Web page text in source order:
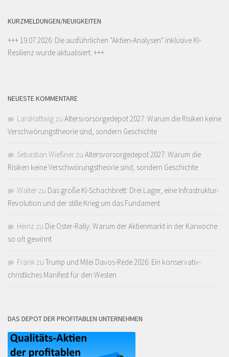
KURZMELDUNGEN/NEUIGKEITEN
+++ 19.07.2026: Die ausführlichen "Aktien-Analysen" inklusive KI-
Resilienz wurde aktualisiert. +++
NEUESTE KOMMENTARE
LarsHattwig zu Altersvorsorgedepot 2027: Warum die Risiken keine
Verschwörungstheorie sind, sondern Geschichte
Sebastian Wießner zu Altersvorsorgedepot 2027: Warum die
Risiken keine Verschwörungstheorie sind, sondern Geschichte
Walter zu Das große KI-Schachbrett: Drei Lager, eine Infrastruktur-
Revolution und der stille Krieg um das Fundament
Heinz zu Die Oster-Rally: Warum der Aktienmarkt in der Karwoche
so oft gewinnt
Frank zu Trump und Milei Davos-Rede 2026: Ein konservativ-
christliches Manifest für den Westen
DAS DEPOT DER PROFITABLEN UNTERNEHMEN